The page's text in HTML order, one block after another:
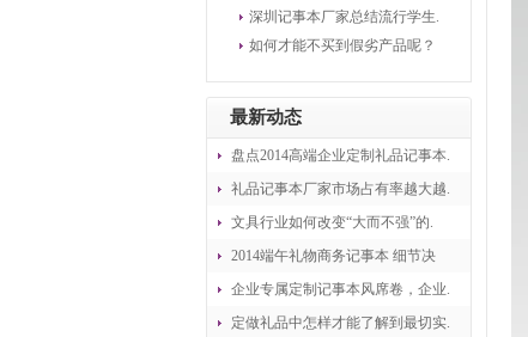
深圳记事本厂家总结流行学生.
如何才能不买到假劣产品呢？
最新动态
盘点2014高端企业定制礼品记事本.
礼品记事本厂家市场占有率越大越.
文具行业如何改变“大而不强”的.
2014端午礼物商务记事本 细节决
企业专属定制记事本风席卷，企业.
定做礼品中怎样才能了解到最切实.